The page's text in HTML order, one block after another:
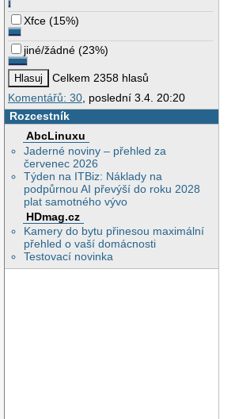
Xfce (15%)
jiné/žádné (23%)
Celkem 2358 hlasů
Komentářů: 30, poslední 3.4. 20:20
Rozcestník
AbcLinuxu
Jaderné noviny – přehled za
červenec 2026
Týden na ITBiz: Náklady na
podpůrnou AI převýší do roku 2028
plat samotného vývo
HDmag.cz
Kamery do bytu přinesou maximální
přehled o vaší domácnosti
Testovací novinka